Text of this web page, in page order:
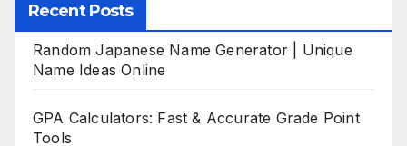
Recent Posts
Random Japanese Name Generator | Unique
Name Ideas Online
GPA Calculators: Fast & Accurate Grade Point
Tools